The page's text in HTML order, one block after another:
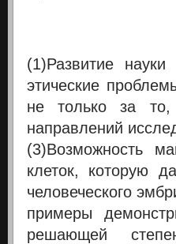
(1)Развитие
этические
не только за
направлений
(3)Возможность
клеток, которую
человеческого
примеры
решающей